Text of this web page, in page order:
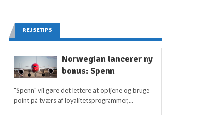
REJSETIPS
Norwegian lancerer ny
bonus: Spenn
"Spenn" vil gøre det lettere at optjene og bruge
point på tværs af loyalitetsprogrammer,...